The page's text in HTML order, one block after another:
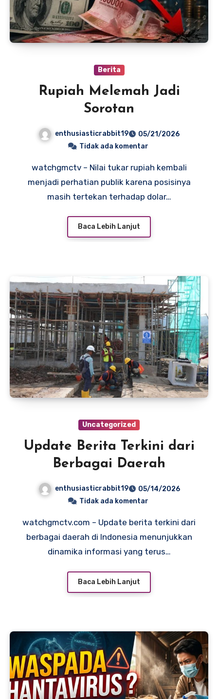
Berita
Rupiah Melemah Jadi
Sorotan
enthusiasticrabbit19
05/21/2026
Tidak ada komentar
watchgmctv – Nilai tukar rupiah kembali
menjadi perhatian publik karena posisinya
masih tertekan terhadap dolar…
Baca Lebih Lanjut
Uncategorized
Update Berita Terkini dari
Berbagai Daerah
enthusiasticrabbit19
05/14/2026
Tidak ada komentar
watchgmctv.com – Update berita terkini dari
berbagai daerah di Indonesia menunjukkan
dinamika informasi yang terus…
Baca Lebih Lanjut